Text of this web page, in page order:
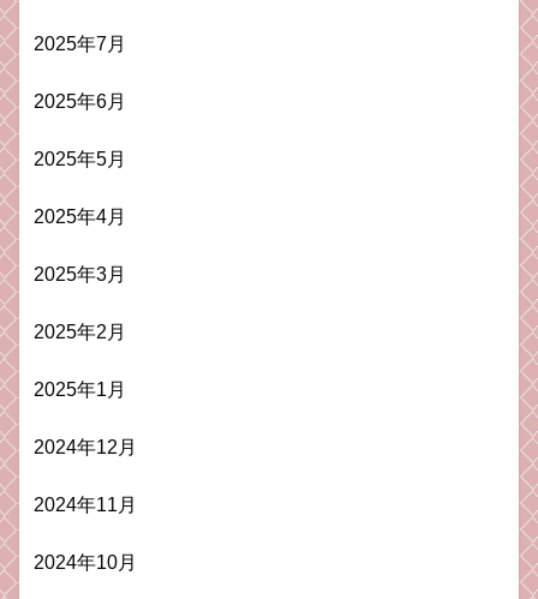
2025年7月
2025年6月
2025年5月
2025年4月
2025年3月
2025年2月
2025年1月
2024年12月
2024年11月
2024年10月